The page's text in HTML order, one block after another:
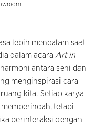
lebih mendalam saat
dalam acara Art in
antara seni dan
menginspirasi cara
kita. Setiap karya
tetapi
berinteraksi dengan